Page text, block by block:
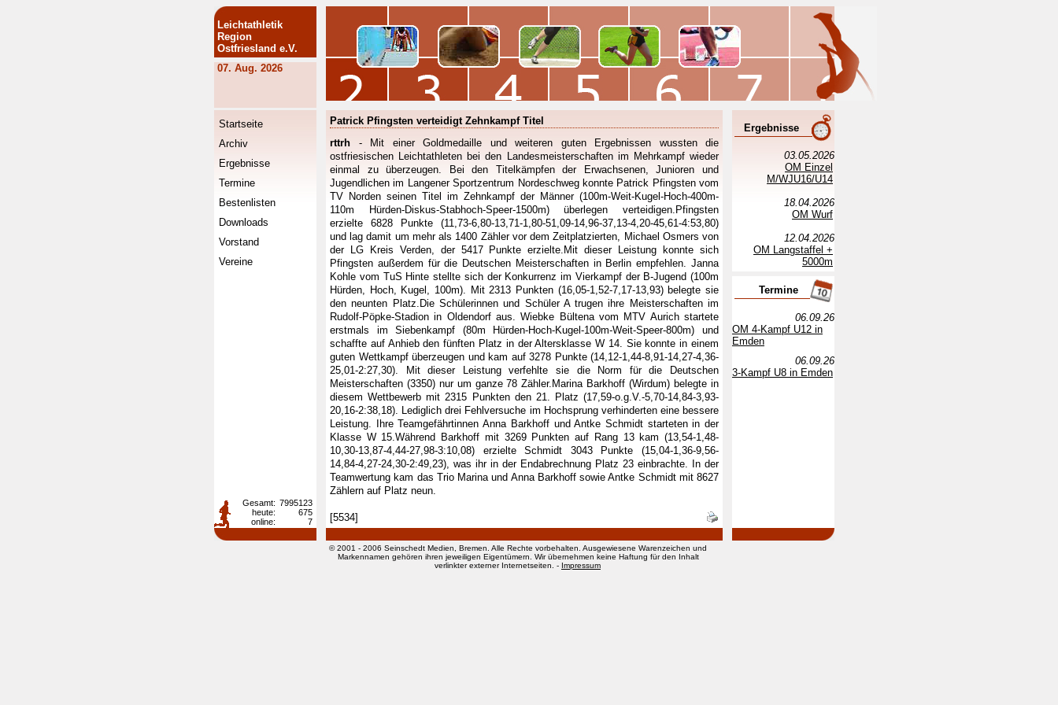
Leichtathletik
Region
Ostfriesland e.V.
07. Aug. 2026
Startseite
Archiv
Ergebnisse
Termine
Bestenlisten
Downloads
Vorstand
Vereine
Patrick Pfingsten verteidigt Zehnkampf Titel
rttrh - Mit einer Goldmedaille und weiteren guten Ergebnissen wussten die
ostfriesischen Leichtathleten bei den Landesmeisterschaften im Mehrkampf wieder
einmal zu überzeugen. Bei den Titelkämpfen der Erwachsenen, Junioren und
Jugendlichen im Langener Sportzentrum Nordeschweg konnte Patrick Pfingsten vom
TV Norden seinen Titel im Zehnkampf der Männer (100m-Weit-Kugel-Hoch-400m-
110m Hürden-Diskus-Stabhoch-Speer-1500m) überlegen verteidigen.Pfingsten
erzielte 6828 Punkte (11,73-6,80-13,71-1,80-51,09-14,96-37,13-4,20-45,61-4:53,80)
und lag damit um mehr als 1400 Zähler vor dem Zeitplatzierten, Michael Osmers von
der LG Kreis Verden, der 5417 Punkte erzielte.Mit dieser Leistung konnte sich
Pfingsten außerdem für die Deutschen Meisterschaften in Berlin empfehlen. Janna
Kohle vom TuS Hinte stellte sich der Konkurrenz im Vierkampf der B-Jugend (100m
Hürden, Hoch, Kugel, 100m). Mit 2313 Punkten (16,05-1,52-7,17-13,93) belegte sie
den neunten Platz.Die Schülerinnen und Schüler A trugen ihre Meisterschaften im
Rudolf-Pöpke-Stadion in Oldendorf aus. Wiebke Bültena vom MTV Aurich startete
erstmals im Siebenkampf (80m Hürden-Hoch-Kugel-100m-Weit-Speer-800m) und
schaffte auf Anhieb den fünften Platz in der Altersklasse W 14. Sie konnte in einem
guten Wettkampf überzeugen und kam auf 3278 Punkte (14,12-1,44-8,91-14,27-4,36-
25,01-2:27,30). Mit dieser Leistung verfehlte sie die Norm für die Deutschen
Meisterschaften (3350) nur um ganze 78 Zähler.Marina Barkhoff (Wirdum) belegte in
diesem Wettbewerb mit 2315 Punkten den 21. Platz (17,59-o.g.V.-5,70-14,84-3,93-
20,16-2:38,18). Lediglich drei Fehlversuche im Hochsprung verhinderten eine bessere
Leistung. Ihre Teamgefährtinnen Anna Barkhoff und Antke Schmidt starteten in der
Klasse W 15.Während Barkhoff mit 3269 Punkten auf Rang 13 kam (13,54-1,48-
10,30-13,87-4,44-27,98-3:10,08) erzielte Schmidt 3043 Punkte (15,04-1,36-9,56-
14,84-4,27-24,30-2:49,23), was ihr in der Endabrechnung Platz 23 einbrachte. In der
Teamwertung kam das Trio Marina und Anna Barkhoff sowie Antke Schmidt mit 8627
Zählern auf Platz neun.
[5534]
Ergebnisse
03.05.2026
OM Einzel
M/WJU16/U14
18.04.2026
OM Wurf
12.04.2026
OM Langstaffel +
5000m
Termine
06.09.26
OM 4-Kampf U12 in
Emden
06.09.26
3-Kampf U8 in Emden
Gesamt: 7995123
heute:
675
online:
7
© 2001 - 2006 Seinschedt Medien, Bremen. Alle Rechte vorbehalten. Ausgewiesene Warenzeichen und
Markennamen gehören ihren jeweiligen Eigentümern. Wir übernehmen keine Haftung für den Inhalt
verlinkter externer Internetseiten. - Impressum